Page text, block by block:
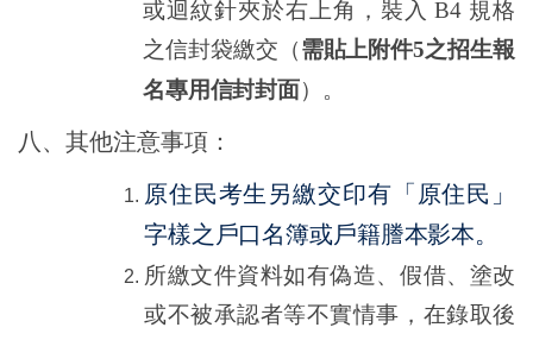
或迴紋針夾於右上角，裝入 B4 規格
之信封袋繳交（需貼上附件5之招生報
名專用信封封面）。
八、其他注意事項：
原住民考生另繳交印有「原住民」
字樣之戶口名簿或戶籍謄本影本。
所繳文件資料如有偽造、假借、塗改
或不被承認者等不實情事，在錄取後